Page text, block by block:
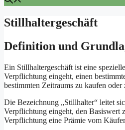
Stillhaltergeschäft
Definition und
Ein Stillhaltergeschäft ist eine
Verpflichtung eingeht, einen
bestimmten Zeitraums zu kaufen
Die Bezeichnung „Stillhalter“ leitet
Verpflichtung eingeht, den Basiswert
Verpflichtung eine Prämie vom